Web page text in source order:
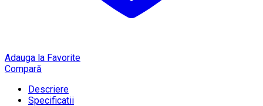
Adauga la Favorite
Compară
Descriere
Specificatii